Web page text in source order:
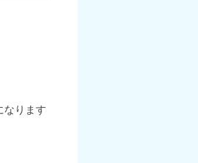
なります